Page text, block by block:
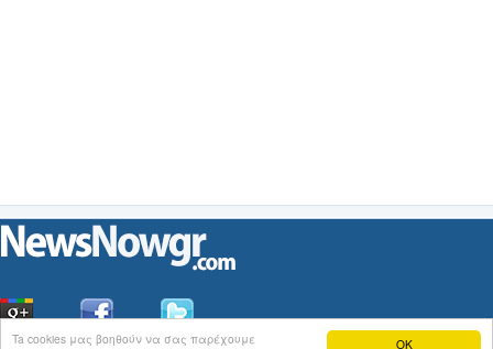
OK
Ta cookies μας βοηθούν να σας παρέχουμε